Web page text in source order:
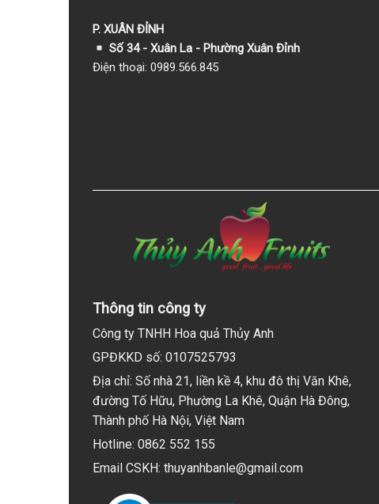
P. XUÂN ĐỈNH
Số 34 - Xuân La - Phường Xuân Đỉnh
Điện thoại: 0989.566.845
Thông tin công ty
Công ty TNHH Hoa quả Thủy Anh
GPĐKKD số: 0107525793
Địa chỉ: Số nhà 21, liền kề 4, khu đô thị Văn Khê,
đường Tố Hữu, Phường La Khê, Quận Hà Đông,
Thành phố Hà Nội, Việt Nam
Hotline: 0862 552 155
Email CSKH: thuyanhbanle@gmail.com